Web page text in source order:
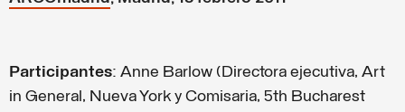
Participantes: Anne Barlow (Directora ejecutiva, Art
in General, Nueva York y Comisaria, 5th Bucharest